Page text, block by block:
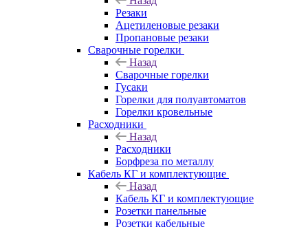
Резаки
Ацетиленовые резаки
Пропановые резаки
Сварочные горелки
Назад
Сварочные горелки
Гусаки
Горелки для полуавтоматов
Горелки кровельные
Расходники
Назад
Расходники
Борфреза по металлу
Кабель КГ и комплектующие
Назад
Кабель КГ и комплектующие
Розетки панельные
Розетки кабельные